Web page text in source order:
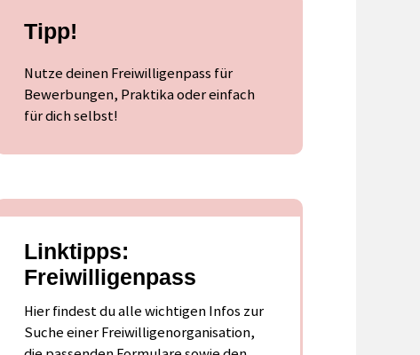
Tipp!
Nutze deinen Freiwilligenpass für
Bewerbungen, Praktika oder einfach
für dich selbst!
Linktipps:
Freiwilligenpass
Hier findest du alle wichtigen Infos zur
Suche einer Freiwilligenorganisation,